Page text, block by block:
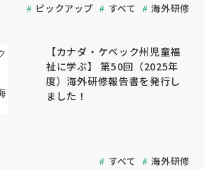
ピックアップ すべて 海外研修
【カナダ・ケベック州児童福
祉に学ぶ】 第50回（2025年
度）海外研修報告書を発行し
ました！
すべて 海外研修